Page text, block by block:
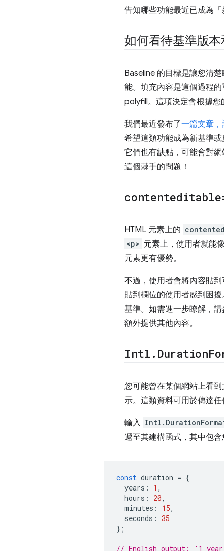
告知哪些功能最近已成為
如何看待基準版
Baseline 的目標是讓您清
能。填充內容是這個過程
polyfill。這項決定會根據您
我們最近發布了一篇文章
希望這類功能成為新基準
它們也有缺點，可能會對
這個棘手的問題！
HTML 元素上的
<p> 元素上，使用者就能
元素更有優勢。
不過，使用者會將內容貼
貼到欄位的使用者感到困擾
基準。如需進一步瞭解，請
額外提供其他內容。
Intl . Duration
您可能曾在某個網站上看
示。這類資料可用於傳達
輸入
遞至其建構函式，其中包
const duration = {
years : 1 ,
hours : 20,
minutes : 15,
seconds : 35
};
// English output: '1 year,